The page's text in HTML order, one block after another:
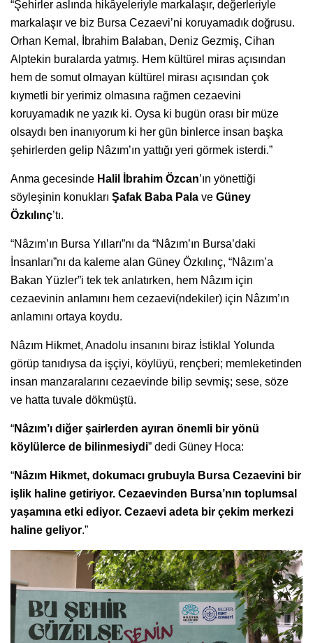
“Şehirler aslında hikâyeleriyle markalaşır, değerleriyle
markalaşır ve biz Bursa Cezaevi’ni koruyamadık doğrusu.
Orhan Kemal, İbrahim Balaban, Deniz Gezmiş, Cihan
Alptekin buralarda yatmış. Hem kültürel miras açısından
hem de somut olmayan kültürel mirası açısından çok
kıymetli bir yerimiz olmasına rağmen cezaevini
koruyamadık ne yazık ki. Oysa ki bugün orası bir müze
olsaydı ben inanıyorum ki her gün binlerce insan başka
şehirlerden gelip Nâzım’ın yattığı yeri görmek isterdi.”
Anma gecesinde Halil İbrahim Özcan’ın yönettiği
söyleşinin konukları Şafak Baba Pala ve Güney
Özkılınç’tı.
“Nâzım’ın Bursa Yılları”nı da “Nâzım’ın Bursa’daki
İnsanları”nı da kaleme alan Güney Özkılınç, “Nâzım’a
Bakan Yüzler”i tek tek anlatırken, hem Nâzım için
cezaevinin anlamını hem cezaevi(ndekiler) için Nâzım’ın
anlamını ortaya koydu.
Nâzım Hikmet, Anadolu insanını biraz İstiklal Yolunda
görüp tanıdıysa da işçiyi, köylüyü, rençberi; memleketinden
insan manzaralarını cezaevinde bilip sevmiş; sese, söze
ve hatta tuvale dökmüştü.
“Nâzım’ı diğer şairlerden ayıran önemli bir yönü
köylülerce de bilinmesiydi” dedi Güney Hoca:
“Nâzım Hikmet, dokumacı grubuyla Bursa Cezaevini bir
işlik haline getiriyor. Cezaevinden Bursa’nın toplumsal
yaşamına etki ediyor. Cezaevi adeta bir çekim merkezi
haline geliyor.”